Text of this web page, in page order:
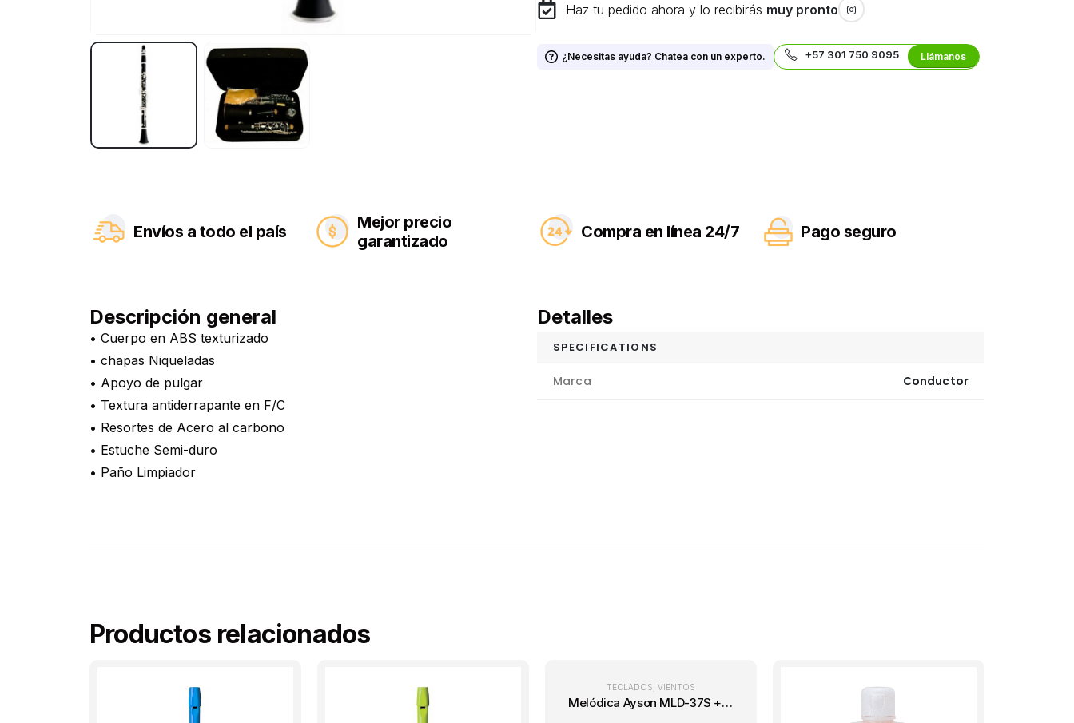
Haz tu pedido ahora y lo recibirás muy pronto
¿Necesitas ayuda? Chatea con un experto. +57 301 750 9095 Llámanos
Envíos a todo el país
Mejor precio
garantizado
Compra en línea 24/7 Pago seguro
Descripción general
• Cuerpo en ABS texturizado
• chapas Niqueladas
• Apoyo de pulgar
• Textura antiderrapante en F/C
• Resortes de Acero al carbono
• Estuche Semi-duro
• Paño Limpiador
Detalles
SPECIFICATIONS
Marca Conductor
Productos relacionados
TECLADOS VIENTOS
Melódica Ayson MLD-37S + Forro Lona